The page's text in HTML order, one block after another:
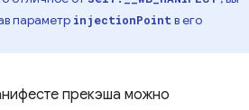
параметр injectionPoint в его
прекэша можно